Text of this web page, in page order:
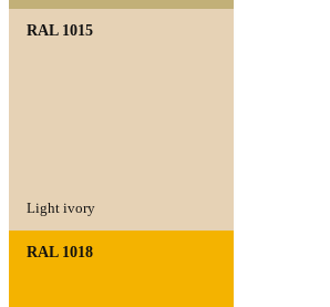
RAL 1015
Light ivory
RAL 1018